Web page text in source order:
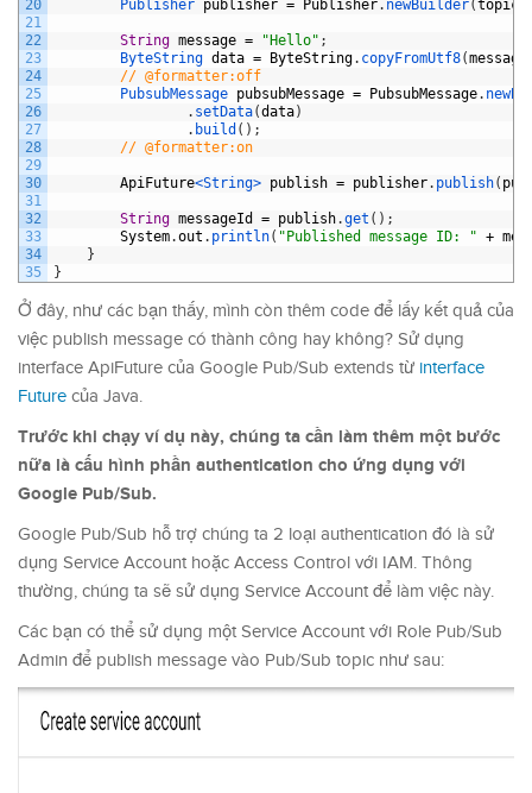
20
21
22
23
24
25
26
27
28
29
30
31
32
33
34
35
Publisher publisher = Publisher. newBuilder(
String message = "Hello" ;
ByteString data = ByteString. copyFromUtf8(message
// @formatter:off
PubsubMessage pubsubMessage = PubsubMessage.
. setData(data)
. build ( ) ;
// @formatter:on
ApiFuture<String> publish = publisher. publish(
String messageId = publish.get ( ) ;
System.out . println( "Published message ID: " +
}
}
Ở đây, như các bạn thấy, mình còn thêm code để lấy kết quả của
việc publish message có thành công hay không? Sử dụng
interface ApiFuture của Google Pub/Sub extends từ interface
Future của Java.
Trước khi chạy ví dụ này, chúng ta cần làm thêm một bước
nữa là cấu hình phần authentication cho ứng dụng với
Google Pub/Sub.
Google Pub/Sub hỗ trợ chúng ta 2 loại authentication đó là sử
dụng Service Account hoặc Access Control với IAM. Thông
thường, chúng ta sẽ sử dụng Service Account để làm việc này.
Các bạn có thể sử dụng một Service Account với Role Pub/Sub
Admin để publish message vào Pub/Sub topic như sau: